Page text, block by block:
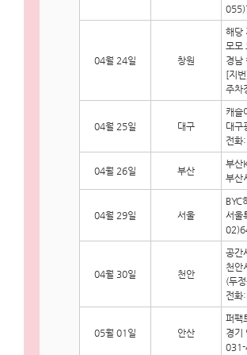
04월 24일 창원
해당
모모
경남
[지
주차
04월 25일 대구
캐슬
대구
전
04월 26일 부산
부산
부산
04월 29일 서울
BYC
서울
04월 30일 천안
공간
천안
(두
전
05월 01일 안산
퍼팩
경기